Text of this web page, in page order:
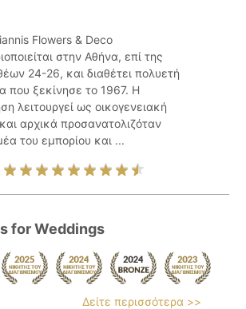
Flowers & Deco
στην Αθήνα, επί της
24-26, και διαθέτει πολυετή
που ξεκίνησε το 1967. Η
λειτουργεί ως οικογενειακή
αρχικά προσανατολιζόταν
του εμπορίου και ...
for Weddings
Δείτε περισσότερα >>